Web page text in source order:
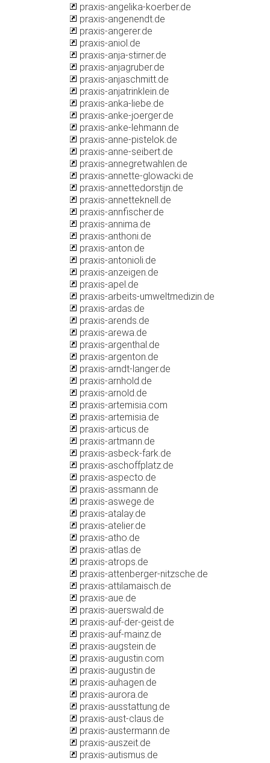
praxis-angelika-koerber.de
praxis-angenendt.de
praxis-angerer.de
praxis-aniol.de
praxis-anja-stirner.de
praxis-anjagruber.de
praxis-anjaschmitt.de
praxis-anjatrinklein.de
praxis-anka-liebe.de
praxis-anke-joerger.de
praxis-anke-lehmann.de
praxis-anne-pistelok.de
praxis-anne-seibert.de
praxis-annegretwahlen.de
praxis-annette-glowacki.de
praxis-annettedorstijn.de
praxis-annetteknell.de
praxis-annfischer.de
praxis-annima.de
praxis-anthoni.de
praxis-anton.de
praxis-antonioli.de
praxis-anzeigen.de
praxis-apel.de
praxis-arbeits-umweltmedizin.de
praxis-ardas.de
praxis-arends.de
praxis-arewa.de
praxis-argenthal.de
praxis-argenton.de
praxis-arndt-langer.de
praxis-arnhold.de
praxis-arnold.de
praxis-artemisia.com
praxis-artemisia.de
praxis-articus.de
praxis-artmann.de
praxis-asbeck-fark.de
praxis-aschoffplatz.de
praxis-aspecto.de
praxis-assmann.de
praxis-aswege.de
praxis-atalay.de
praxis-atelier.de
praxis-atho.de
praxis-atlas.de
praxis-atrops.de
praxis-attenberger-nitzsche.de
praxis-attilamaisch.de
praxis-aue.de
praxis-auerswald.de
praxis-auf-der-geist.de
praxis-auf-mainz.de
praxis-augstein.de
praxis-augustin.com
praxis-augustin.de
praxis-auhagen.de
praxis-aurora.de
praxis-ausstattung.de
praxis-aust-claus.de
praxis-austermann.de
praxis-auszeit.de
praxis-autismus.de